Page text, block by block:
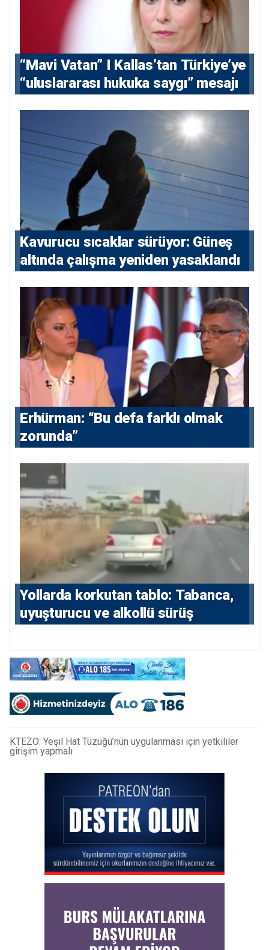
“Mavi Vatan” I Kallas’tan Türkiye’ye
“uluslararası hukuka saygı” mesajı
Kavurucu sıcaklar sürüyor: Güneş
altında çalışma yeniden yasaklandı
Erhürman: “Bu defa farklı olmak
zorunda”
Yollarda korkutan tablo: Tabanca,
uyuşturucu ve alkollü sürüş
KTEZO: Yeşil Hat Tüzüğü’nün uygulanması için yetkililer
girişim yapmalı